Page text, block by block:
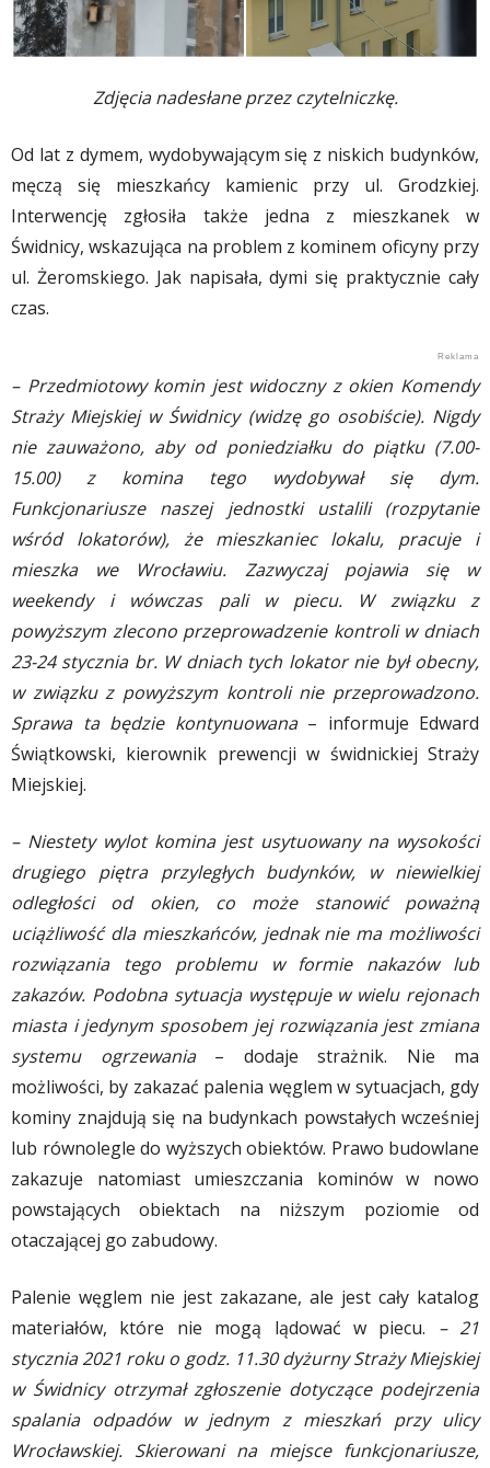
Zdjęcia nadesłane przez czytelniczkę.
Od lat z dymem, wydobywającym się z niskich budynków,
męczą się mieszkańcy kamienic przy ul. Grodzkiej.
Interwencję zgłosiła także jedna z mieszkanek w
Świdnicy, wskazująca na problem z kominem oficyny przy
ul. Żeromskiego. Jak napisała, dymi się praktycznie cały
czas.
– Przedmiotowy komin jest widoczny z okien Komendy
Straży Miejskiej w Świdnicy (widzę go osobiście). Nigdy
nie zauważono, aby od poniedziałku do piątku (7.00-
15.00) z komina tego wydobywał się dym.
Funkcjonariusze naszej jednostki ustalili (rozpytanie
wśród lokatorów), że mieszkaniec lokalu, pracuje i
mieszka we Wrocławiu. Zazwyczaj pojawia się w
weekendy i wówczas pali w piecu. W związku z
powyższym zlecono przeprowadzenie kontroli w dniach
23-24 stycznia br. W dniach tych lokator nie był obecny,
w związku z powyższym kontroli nie przeprowadzono.
Sprawa ta będzie kontynuowana– informuje Edward
Świątkowski, kierownik prewencji w świdnickiej Straży
Miejskiej.
– Niestety wylot komina jest usytuowany na wysokości
drugiego piętra przyległych budynków, w niewielkiej
odległości od okien, co może stanowić poważną
uciążliwość dla mieszkańców, jednak nie ma możliwości
rozwiązania tego problemu w formie nakazów lub
zakazów. Podobna sytuacja występuje w wielu rejonach
miasta i jedynym sposobem jej rozwiązania jest zmiana
systemu ogrzewania– dodaje strażnik. Nie ma
możliwości, by zakazać palenia węglem w sytuacjach, gdy
kominy znajdują się na budynkach powstałych wcześniej
lub równolegle do wyższych obiektów. Prawo budowlane
zakazuje natomiast umieszczania kominów w nowo
powstających obiektach na niższym poziomie od
otaczającej go zabudowy.
Palenie węglem nie jest zakazane, ale jest cały katalog
materiałów, które nie mogą lądować w piecu. – 21
stycznia 2021 roku o godz. 11.30 dyżurny Straży Miejskiej
w Świdnicy otrzymał zgłoszenie dotyczące podejrzenia
spalania odpadów w jednym z mieszkań przy ulicy
Wrocławskiej. Skierowani na miejsce funkcjonariusze,